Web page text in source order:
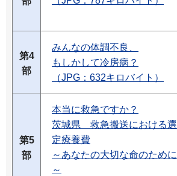
第4
部
みんなの体調不良、
もしかして冷房病？
（JPG：632キロバイト）
第5
部
本当に救急ですか？
茨城県 救急搬送における選
定療養費
～あなたの大切な命のために
～